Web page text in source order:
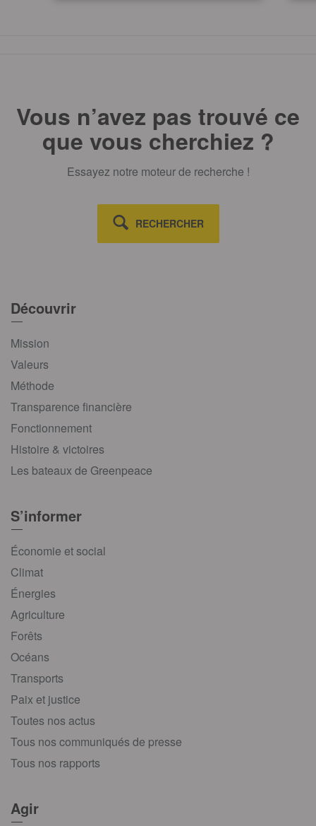
Vous n’avez pas trouvé ce
que vous cherchiez ?
Essayez notre moteur de recherche !
RECHERCHER
Découvrir
Mission
Valeurs
Méthode
Transparence financière
Fonctionnement
Histoire & victoires
Les bateaux de Greenpeace
S’informer
Économie et social
Climat
Énergies
Agriculture
Forêts
Océans
Transports
Paix et justice
Toutes nos actus
Tous nos communiqués de presse
Tous nos rapports
Agir